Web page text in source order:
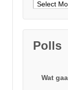
Archieven
Polls
Wat